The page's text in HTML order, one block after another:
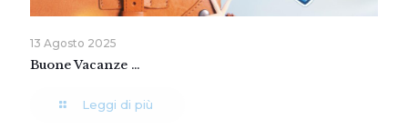
13 Agosto 2025
Buone Vacanze …
Leggi di più